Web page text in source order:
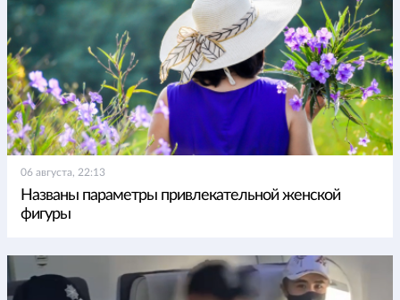
06 августа, 22:13
Названы параметры привлекательной женской
фигуры